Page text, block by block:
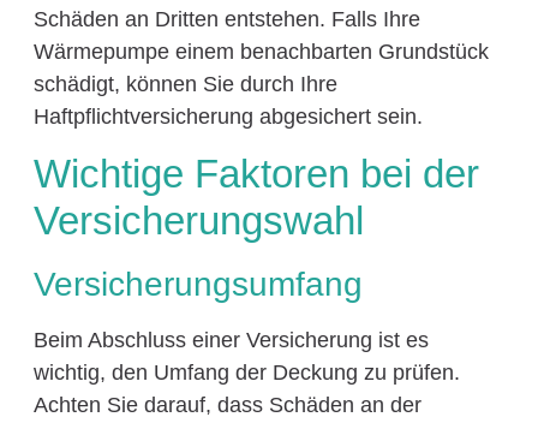
Schäden an Dritten entstehen. Falls Ihre
Wärmepumpe einem benachbarten Grundstück
schädigt, können Sie durch Ihre
Haftpflichtversicherung abgesichert sein.
Wichtige Faktoren bei der
Versicherungswahl
Versicherungsumfang
Beim Abschluss einer Versicherung ist es
wichtig, den Umfang der Deckung zu prüfen.
Achten Sie darauf, dass Schäden an der